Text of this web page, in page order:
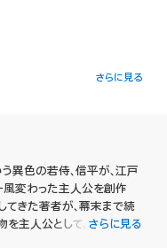
。
く。
さらに見る
異色の若侍、信平が、江戸
変わった主人公を創作
てきた著者が、幕末まで続
主人公として、エンターテ
さらに見る